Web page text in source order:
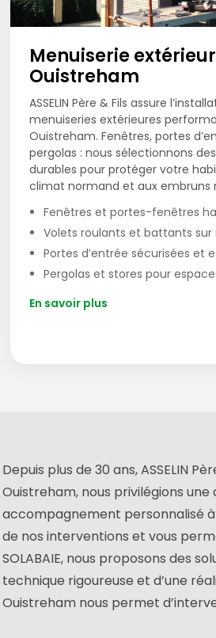
Menuiserie
Ouistreham
ASSELIN Père & Fils assure
menuiseries extérieures
Ouistreham. Fenêtres, portes
pergolas : nous sélectionnons
durables pour protéger votre
climat normand et aux embruns
Fenêtres et portes-fenêtres
Volets roulants et battants sur
Portes d’entrée sécurisées et
Pergolas et stores pour
En savoir plus
Depuis plus de 30 ans, ASSELIN
Ouistreham, nous privilégions
accompagnement personnalisé
de nos interventions et vous
SOLABAIE, nous proposons des
technique rigoureuse et d’une
Ouistreham nous permet